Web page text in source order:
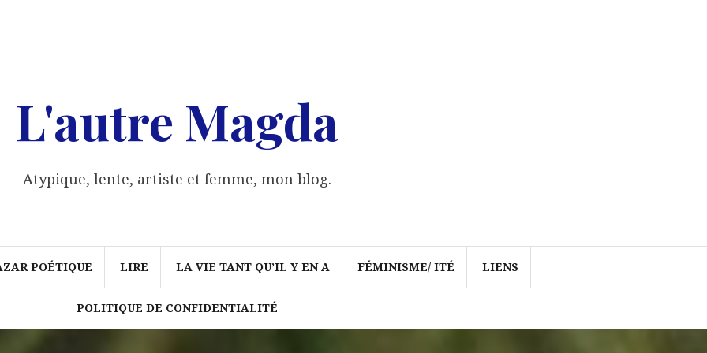
suis-bazar vieIté de
L'autre Magda
Atypique, lente, artiste et femme, mon blog.
POÉTIQUE LIRE LA VIE TANT QU’IL Y EN A FÉMINISME/ ITÉ LIENS
POLITIQUE DE CONFIDENTIALITÉ